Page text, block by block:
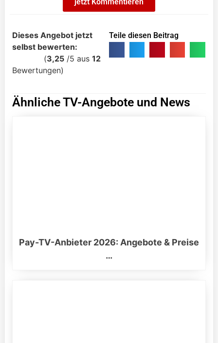
Dieses Angebot jetzt
selbst bewerten:
(3,25 /5 aus 12
Bewertungen)
Teile diesen Beitrag
Ähnliche TV-Angebote und News
Pay-TV-Anbieter 2026: Angebote & Preise
…